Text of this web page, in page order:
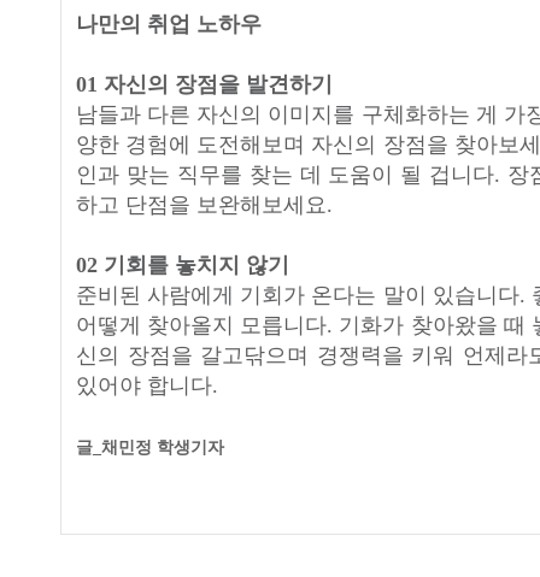
나만의 취업 노하우
01 자신의 장점을 발견하기
남들과 다른 자신의 이미지를 구체화하는 게 가
양한 경험에 도전해보며 자신의 장점을 찾아보
인과 맞는 직무를 찾는 데 도움이 될 겁니다. 장
하고 단점을 보완해보세요.
02 기회를 놓치지 않기
준비된 사람에게 기회가 온다는 말이 있습니다.
어떻게 찾아올지 모릅니다. 기화가 찾아왔을 때
신의 장점을 갈고닦으며 경쟁력을 키워 언제라
있어야 합니다.
글_채민정 학생기자